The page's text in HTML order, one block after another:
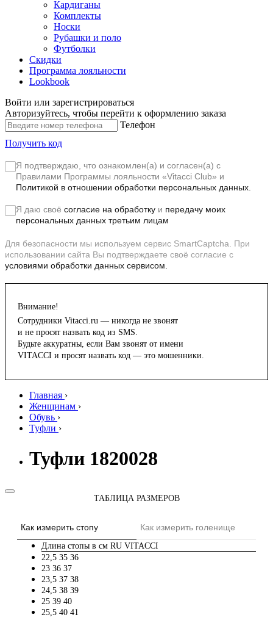
Кардиганы
Комплекты
Носки
Рубашки и поло
Футболки
Скидки
Программа лояльности
Lookbook
Войти или зарегистрироваться
Авторизуйтесь, чтобы перейти к оформлению заказа
Телефон
Получить код
Я подтверждаю, что ознакомлен(а) и согласен(а) с
Правилами Программы лояльности «Vitacci Club» и
Политикой в отношении обработки персональных данных.
Я даю своё согласие на обработку и передачу моих
персональных данных третьим лицам
Для безопасности мы используем сервис SmartCaptcha. При
использовании сайта Вы подтверждаете своё согласие с
условиями обработки данных сервисом.
Внимание!
Сотрудники Vitacci.ru — никогда не звонят
и не просят назвать код из SMS.
Будьте аккуратны, если Вам звонят от имени
VITACCI и просят назвать код — это мошенники.
Главная ›
Женщинам ›
Обувь ›
Туфли ›
Туфли 1820028
ТАБЛИЦА РАЗМЕРОВ
Как измерить стопу Как измерить голенище
Длина стопы в см RU VITACCI
22,5 35 36
23 36 37
23,5 37 38
24,5 38 39
25 39 40
25,5 40 41